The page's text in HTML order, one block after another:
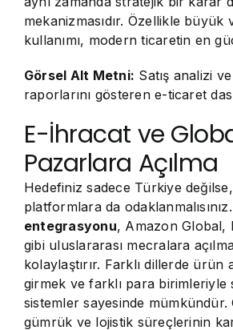
mekanizmasıdır. Özellikle büyük
kullanımı, modern ticaretin en
Görsel Alt Metni: Satış analizi ve
raporlarını gösteren e-ticaret
E-İhracat ve
Pazarlara Açılma
Hedefiniz sadece Türkiye
platformlara da odaklanmalısınız.
entegrasyonu, Amazon Global,
gibi uluslararası mecralara
kolaylaştırır. Farklı dillerde ürün
girmek ve farklı para birimleriyle
sistemler sayesinde mümkündür.
gümrük ve lojistik süreçlerinin